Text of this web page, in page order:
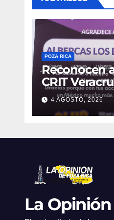
POZA RICA
Reconocen
CRIT
4 AGOSTO, 2026
La